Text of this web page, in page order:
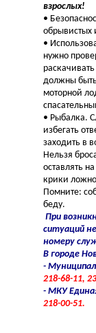
взрослых!
•
обрывистых
•
нужно
должны
моторной
• Рыбалка.
избегать
заходить в
Нельзя
оставлять
крики
Помните:
беду.
При
ситуаций
номеру
В городе
-
218-68-11,
- МКУ
218-00-51.